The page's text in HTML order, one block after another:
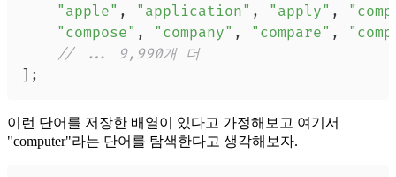
"apple" , "application" , "apply" ,
"compose" , "company" , "compare" ,
// ... 9,990개 더
] ;
이런 단어를 저장한 배열이 있다고 가정해보고 여기서
"computer"라는 단어를 탐색한다고 생각해보자.